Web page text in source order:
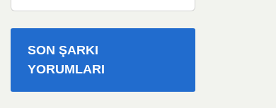
SON ŞARKI
YORUMLARI